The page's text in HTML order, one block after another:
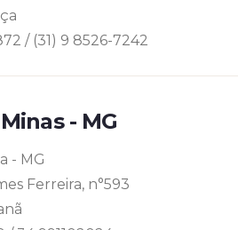
/ (31) 9 8526-7242
- MG
- MG
Ferreira, n°593